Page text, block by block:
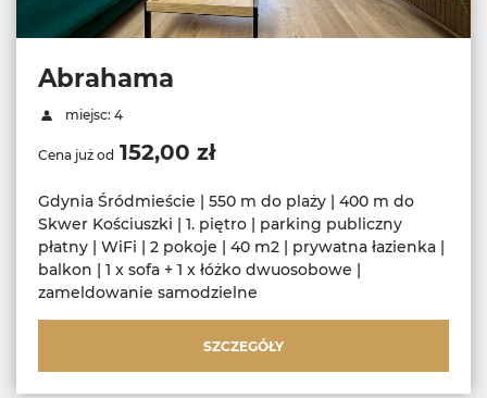
Abrahama
miejsc: 4
Cena już od 152,00 zł
Gdynia Śródmieście | 550 m do plaży | 400 m do
Skwer Kościuszki | 1. piętro | parking publiczny
płatny | WiFi | 2 pokoje | 40 m2 | prywatna łazienka |
balkon | 1 x sofa + 1 x łóżko dwuosobowe |
zameldowanie samodzielne
SZCZEGÓŁY